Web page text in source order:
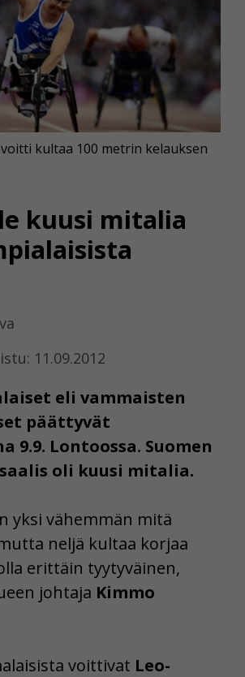
kuusi mitalia
11.09.2012
eli vammaisten
päättyvät
9.9. Lontoossa. Suomen
oli kuusi mitalia.
kultaa 100 metrin kelauksen
yksi vähemmän mitä
neljä kultaa korjaa
erittäin tyytyväinen,
johtaja Kimmo
voittivat Leo-